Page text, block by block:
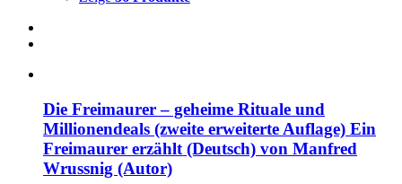
Die Freimaurer – geheime Rituale und
Millionendeals (zweite erweiterte Auflage) Ein
Freimaurer erzählt (Deutsch) von Manfred
Wrussnig (Autor)